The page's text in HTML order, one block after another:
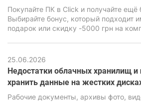
Покупайте ПК в Click и получайте
Выбирайте бонус, который подходит
подарок или скидку -5000 грн на
25.06.2026
Недостатки облачных хранилищ
хранить данные на жестких
Рабочие документы, архивы фото,